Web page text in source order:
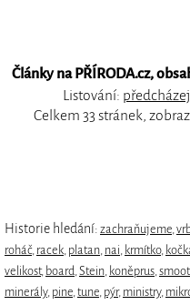
Články na PŘÍRODA.cz,
Listování:
Celkem 33 stránek,
Historie hledání: zachraňujeme,
roháč, racek, platan, nai, krmítko,
velikost, board,Stein, koněprus,
minerály, pine,tune, pýr, ministry,